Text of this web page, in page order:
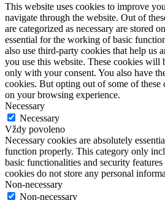
This website uses cookies to improve
navigate through the website. Out of
are categorized as necessary are stored
essential for the working of basic
also use third-party cookies that help us
you use this website. These cookies will
only with your consent. You also have
cookies. But opting out of some of these
on your browsing experience.
Necessary
Necessary
Vždy povoleno
Necessary cookies are absolutely
function properly. This category only
basic functionalities and security
cookies do not store any personal
Non-necessary
Non-necessary